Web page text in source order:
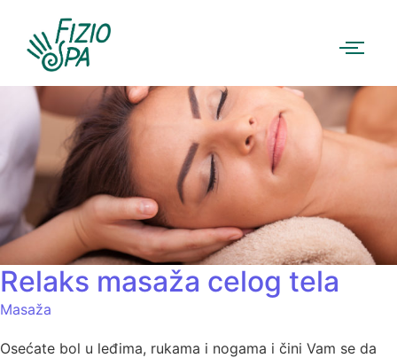
Relaks masaža celog tela
Masaža
Osećate bol u leđima, rukama i nogama i čini Vam se da